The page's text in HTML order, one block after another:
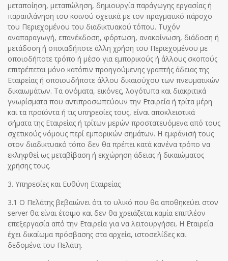
μεταποίηση, μεταπώληση, δημιουργία παράγωγης εργασίας ή
παραπλάνηση του κοινού σχετικά με τον πραγματικό πάροχο
του Περιεχομένου του διαδικτυακού τόπου. Τυχόν
αναπαραγωγή, επανέκδοση, φόρτωση, ανακοίνωση, διάδοση ή
μετάδοση ή οποιαδήποτε άλλη χρήση του Περιεχομένου με
οποιοδήποτε τρόπο ή μέσο για εμπορικούς ή άλλους σκοπούς
επιτρέπεται μόνο κατόπιν προηγούμενης γραπτής άδειας της
Εταιρείας ή οποιουδήποτε άλλου δικαιούχου των πνευματικών
δικαιωμάτων. Τα ονόματα, εικόνες, λογότυπα και διακριτικά
γνωρίσματα που αντιπροσωπεύουν την Εταιρεία ή τρίτα μέρη
και τα προϊόντα ή τις υπηρεσίες τους, είναι αποκλειστικά
σήματα της Εταιρείας ή τρίτων μερών προστατευόμενα από τους
σχετικούς νόμους περί εμπορικών σημάτων. Η εμφάνισή τους
στον διαδικτυακό τόπο δεν θα πρέπει κατά κανένα τρόπο να
εκληφθεί ως μεταβίβαση ή εκχώρηση άδειας ή δικαιώματος
χρήσης τους.
3. Υπηρεσίες και Ευθύνη Εταιρείας
3.1 Ο Πελάτης βεβαιώνει ότι το υλικό που θα αποθηκεύει στον
server θα είναι έτοιμο και δεν θα χρειάζεται καμία επιπλέον
επεξεργασία από την Εταιρεία για να λειτουργήσει. Η Εταιρεία
έχει δικαίωμα πρόσβασης στα αρχεία, ιστοσελίδες και
δεδομένα του Πελάτη.